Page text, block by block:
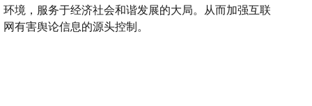
环境，服务于经济社会和谐发展的大局。 从而加强互联
网有害舆论信息的源头控制。